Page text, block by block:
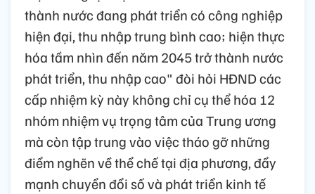
thành nước đang phát triển có công nghiệp
hiện đại, thu nhập trung bình cao; hiện thực
hóa tầm nhìn đến năm 2045 trở thành nước
phát triển, thu nhập cao" đòi hỏi HĐND các
cấp nhiệm kỳ này không chỉ cụ thể hóa 12
nhóm nhiệm vụ trọng tâm của Trung ương
mà còn tập trung vào việc tháo gỡ những
điểm nghẽn về thể chế tại địa phương, đẩy
mạnh chuyển đổi số và phát triển kinh tế